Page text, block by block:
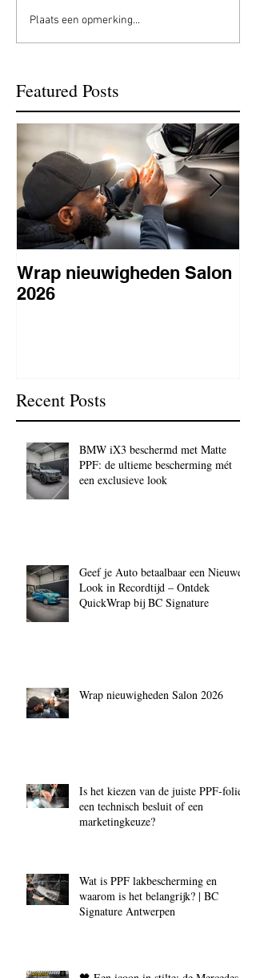
Plaats een opmerking...
Featured Posts
Wrap nieuwigheden Salon
2026
Recent Posts
BMW iX3 beschermd met Matte
PPF: de ultieme bescherming mét
een exclusieve look
Geef je Auto betaalbaar een Nieuwe
Look in Recordtijd – Ontdek
QuickWrap bij BC Signature
Wrap nieuwigheden Salon 2026
Is het kiezen van de juiste PPF‑folie
een technisch besluit of een
marketingkeuze?
Wat is PPF lakbescherming en
waarom is het belangrijk? | BC
Signature Antwerpen